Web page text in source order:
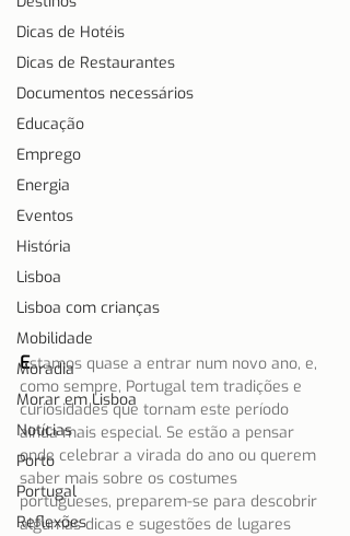
Dicas de Hotéis
Dicas de Restaurantes
Documentos necessários
Educação
Emprego
Energia
Eventos
História
Lisboa
Lisboa com crianças
Mobilidade
Moradia
Morar em Lisboa
Notícias
Porto
Portugal
Reflexões
Estamos quase a entrar num novo ano, e,
como sempre, Portugal tem tradições e
curiosidades que tornam este período
ainda mais especial. Se estão a pensar
onde celebrar a virada do ano ou querem
saber mais sobre os costumes
portugueses, preparem-se para descobrir
algumas dicas e sugestões de lugares